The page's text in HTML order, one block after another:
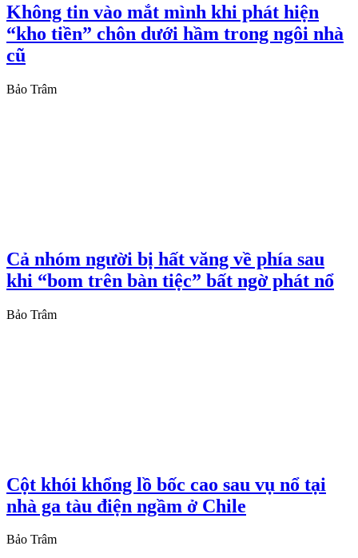
Không tin vào mắt mình khi phát hiện
“kho tiền” chôn dưới hầm trong ngôi nhà
cũ
Bảo Trâm
Cả nhóm người bị hất văng về phía sau
khi “bom trên bàn tiệc” bất ngờ phát nổ
Bảo Trâm
Cột khói khổng lồ bốc cao sau vụ nổ tại
nhà ga tàu điện ngầm ở Chile
Bảo Trâm